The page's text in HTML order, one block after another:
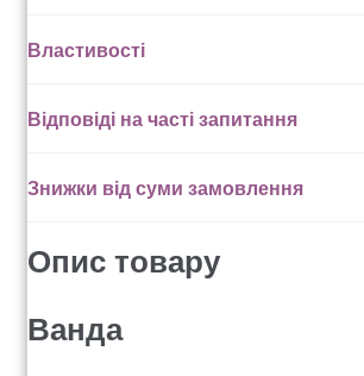
счет 1650
счет 300
Властивості
Відповіді на часті запитання
Знижки від суми замовлення
Опис товару
Ванда